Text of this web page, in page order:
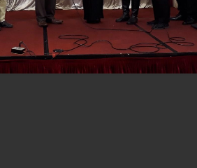
協議完成簽署達成6大目標、創5大歷史
統強調將以3大面向加速臺灣經濟轉型
立院全力支持並盡速通過
對等貿易協定」確立對等關稅15%且不
美2072項產品豁免對等關稅
「法新社」（AFP）專訪內容